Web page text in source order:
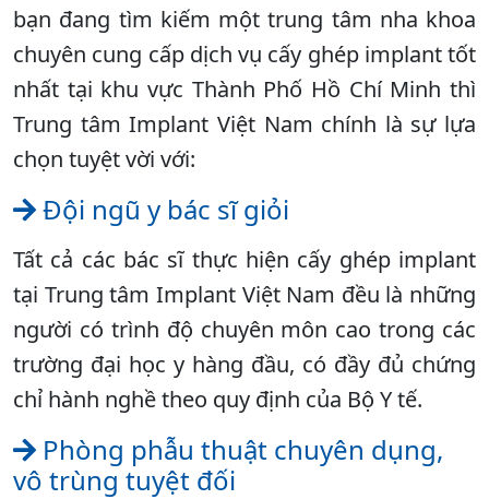
bạn đang tìm kiếm một trung tâm nha khoa
chuyên cung cấp dịch vụ cấy ghép implant tốt
nhất tại khu vực Thành Phố Hồ Chí Minh thì
Trung tâm Implant Việt Nam chính là sự lựa
chọn tuyệt vời với:
Đội ngũ y bác sĩ giỏi
Tất cả các bác sĩ thực hiện cấy ghép implant
tại Trung tâm Implant Việt Nam đều là những
người có trình độ chuyên môn cao trong các
trường đại học y hàng đầu, có đầy đủ chứng
chỉ hành nghề theo quy định của Bộ Y tế.
Phòng phẫu thuật chuyên dụng,
vô trùng tuyệt đối